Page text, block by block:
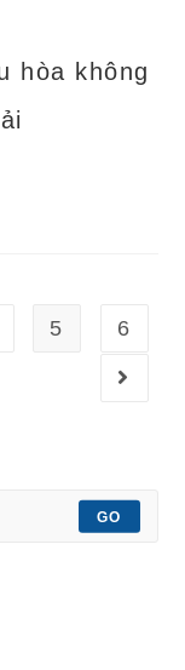
hòa không
5 6
Go to
GO